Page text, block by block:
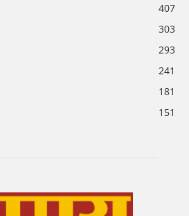
407
303
293
241
181
151